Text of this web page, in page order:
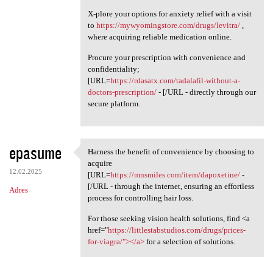
X-plore your options for anxiety relief with a visit
to https://mywyomingstore.com/drugs/levitra/,
where acquiring reliable medication online.
Procure your prescription with convenience and
confidentiality;
[URL=https://rdasatx.com/tadalafil-without-a-
doctors-prescription/- [/URL - directly through our
secure platform.
epasume
12.02.2025
Adres
Harness the benefit of
Harness the benefit of convenience by choosing to
acquire
[URL=https://mnsmiles.com/item/dapoxetine/-
[/URL - through the internet, ensuring an effortless
process for controlling hair loss.
For those seeking vision health solutions, find <a
href="https://littlestabstudios.com/drugs/prices-
for-viagra/"></a>for a selection of solutions.